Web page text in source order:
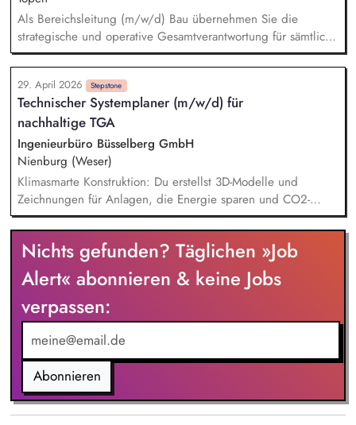
Als Bereichsleitung (m/w/d) Bau übernehmen Sie die
strategische und operative Gesamtverantwortung für sämtliche
Bauaktivitäten der dennree Unternehmensgruppe – von der
Planung über die Steuerung bis hin zur erfolgreichen
Umsetzung vielfältiger Bauprojekte. Gemeinsam mit Ihrem
qualifizierten Team koordinieren Sie Neubau-, Umbau- und
Modernisierungsmaßnahmen für unsere über 400 Denns
Biomärkte in Deutschland und Österreich sowie weitere
Unternehmensstandorte und stellen eine termin- und
qualitätsgerechte Realisierung sicher.
29. April 2026 Stepstone
Technischer Systemplaner (m/w/d) für
nachhaltige TGA
Ingenieurbüro Büsselberg GmbH
Nienburg (Weser)
Klimasmarte Konstruktion: Du erstellst 3D-Modelle und
Zeichnungen für Anlagen, die Energie sparen und CO2-
Emissionen senken. Innovations-Check: Du bringst eigene
Ideen ein, wie wir Technik noch effizienter in anspruchsvolle
Architektur integrieren können. Schnittstellenmanagement: Du
koordinierst dich mit Fachkollegen, um ganzheitliche,
ökologisch optimierte Gesamtsysteme zu schaffen. Präzise
Berechnungen: Du lieferst die Datenbasis für Anlagen, die
genau so groß wie nötig, aber so effizient wie möglich sind.
Nichts gefunden? Täglichen »Job
Alert« abonnieren & keine Jobs
verpassen:
Abonnieren